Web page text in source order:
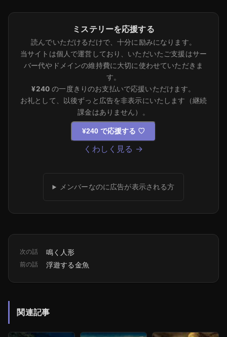
ミステリーを応援する
読んでいただけるだけで、十分に励みになります。
当サイトは個人で運営しており、いただいたご支援はサー
バー代やドメインの維持費に大切に使わせていただきま
す。
¥240 の一度きりのお支払いで応援いただけます。
お礼として、以後ずっと広告を非表示にいたします（継続
課金はありません）。
¥240 で応援する ♡
くわしく見る →
メンバーなのに広告が表示される方
次の話 鳴く人形
前の話 浮遊する金魚
関連記事